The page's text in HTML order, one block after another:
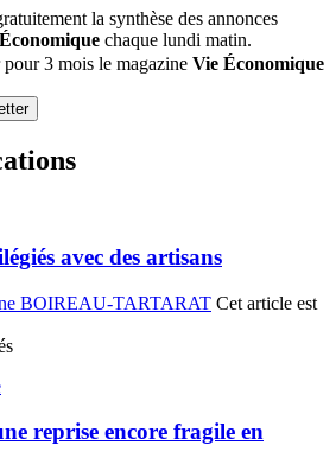
la synthèse des annonces
chaque lundi matin.
3 mois le magazine Vie Économique
avec des artisans
BOIREAU-TARTARAT Cet article est
reprise encore fragile en